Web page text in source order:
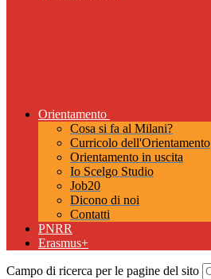
Orientamento
Cosa si fa al Milani?
Curricolo dell'Orientamento
Orientamento in uscita
Io Scelgo Studio
Job20
Dicono di noi
Contatti
PNRR
Erasmus+
Campo di ricerca per le pagine del sito